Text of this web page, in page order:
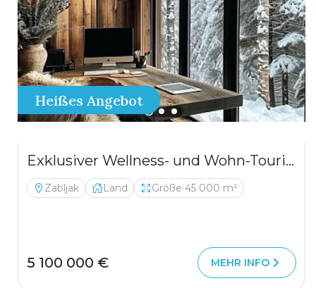
Heißes Angebot
Exklusiver Wellness- und Wohn-Tourismuskomplex – Žabljak / Durmitor
Zabljak Land Größe 45 000 m²
5 100 000 € MEHR INFO